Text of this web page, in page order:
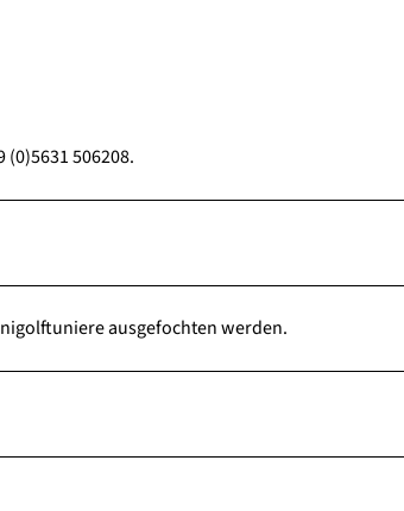
506208.
ausgefochten werden.